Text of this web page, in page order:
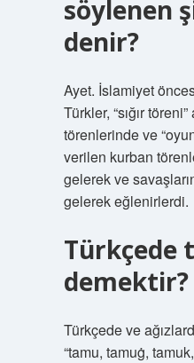
söylenen
denir?
Ayet. İslamiyet
Türkler, “sığır
törenlerinde ve
verilen kurban
gelerek ve
gelerek eğlenirlerdi.
Türkçede
demektir?
Türkçede ve
“tamu, tamuġ,